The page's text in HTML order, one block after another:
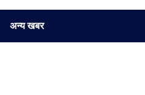
अन्य खबर